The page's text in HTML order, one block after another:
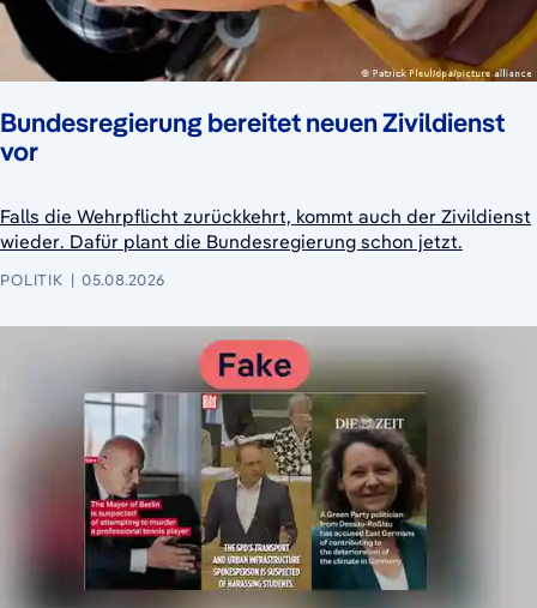
Bundesregierung bereitet neuen Zivildienst
vor
Falls die Wehrpflicht zurückkehrt, kommt auch der Zivildienst
wieder. Dafür plant die Bundesregierung schon jetzt.
POLITIK 05.08.2026